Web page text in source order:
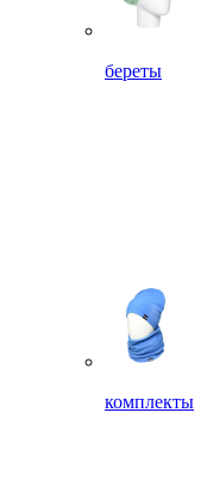
береты
комплекты